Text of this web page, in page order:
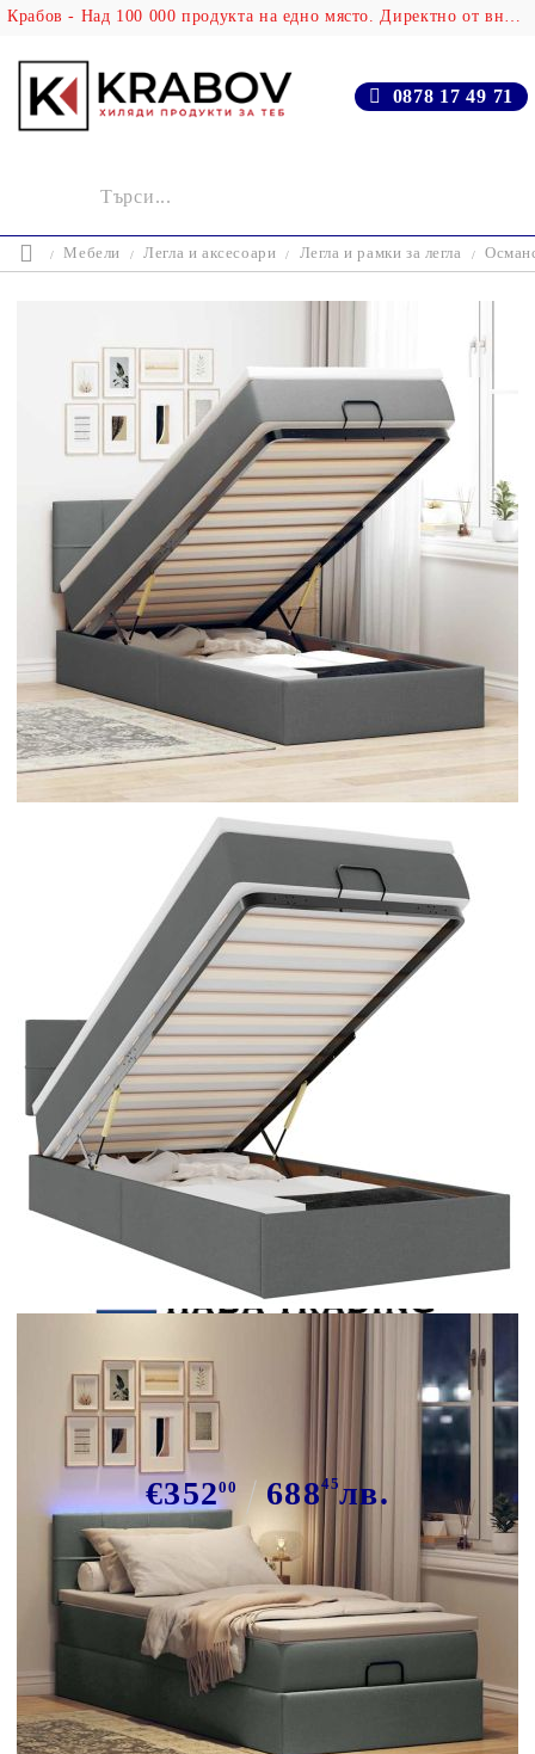
Крабов - Над 100 000 продукта на едно място. Директно от вносителя!
0878 17 49 71
Мебели Легла и аксесоари Легла и рамки за легла
Османска легло с матрак и LED,
тъмносиво, 80x200 см, плат
€35200 68845лв.
В наличност: 32 бр.
Време за доставка: 5 до 9 дни
Безплатна доставка до адрес при плащане по банков път